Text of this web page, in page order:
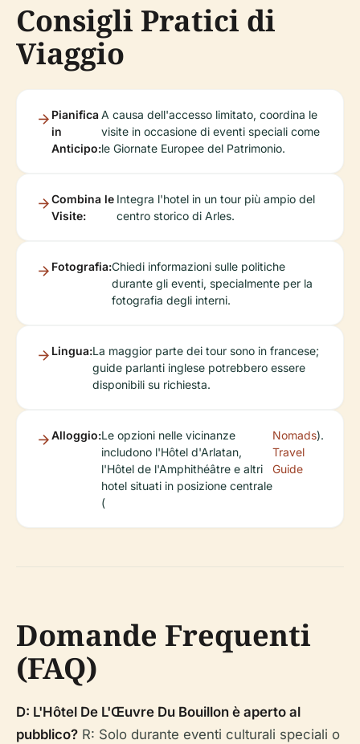
Consigli Pratici di
Viaggio
Pianifica
in
Anticipo:
A causa dell'accesso limitato, coordina le
visite in occasione di eventi speciali come
le Giornate Europee del Patrimonio.
Combina le
Visite:
Integra l'hotel in un tour più ampio del
centro storico di Arles.
Fotografia:Chiedi informazioni sulle politiche
durante gli eventi, specialmente per la
fotografia degli interni.
Lingua:La maggior parte dei tour sono in francese;
guide parlanti inglese potrebbero essere
disponibili su richiesta.
Alloggio:Le opzioni nelle vicinanze
includono l'Hôtel d'Arlatan,
l'Hôtel de l'Amphithéâtre e altri
hotel situati in posizione centrale
(
Nomads
Travel
Guide
).
Domande Frequenti
(FAQ)
D: L'Hôtel De L'Œuvre Du Bouillon è aperto al
pubblico? R: Solo durante eventi culturali speciali o